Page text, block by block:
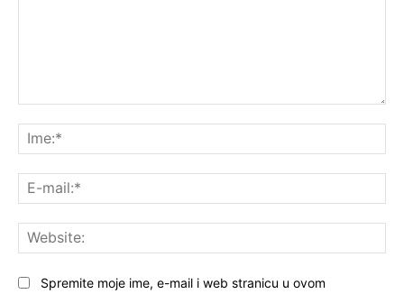
Spremite moje ime, e-mail i web stranicu u ovom